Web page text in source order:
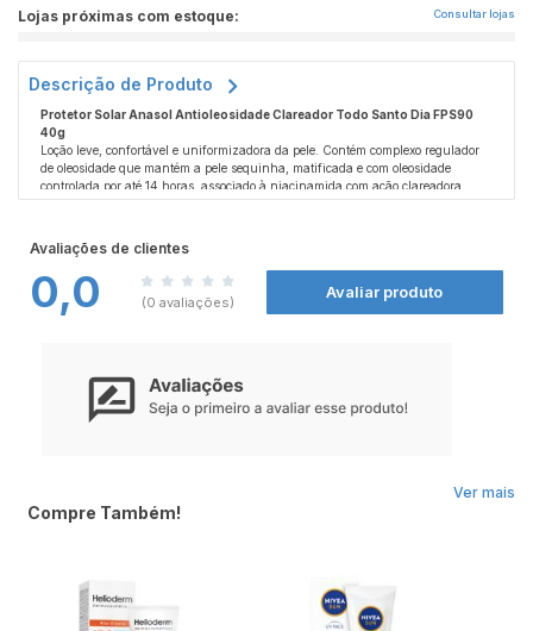
Lojas próximas com estoque: Consultar lojas
Descrição de Produto
Protetor Solar Anasol Antioleosidade Clareador Todo Santo Dia FPS90
40g
Loção leve, confortável e uniformizadora da pele. Contém complexo regulador
de oleosidade que mantém a pele sequinha, matificada e com oleosidade
controlada por até 14 horas, associado à niacinamida com ação clareadora.
Hidrata, possui ação antioxidante e oferece proteção solar muito alta, auxiliando
declarado (proteção UVB) e é formulado para minimizar possíveis alergias.
sempre que necessário, principalmente após transpiração intensa, banho ou
contato com água.
Precauções:
Uso externo. Evite contato com olhos e mucosas. Em caso de irritação, suspenda
Avaliações de clientes
0,0 (0 avaliações)
Avaliar produto
Ver mais
Compre Também!